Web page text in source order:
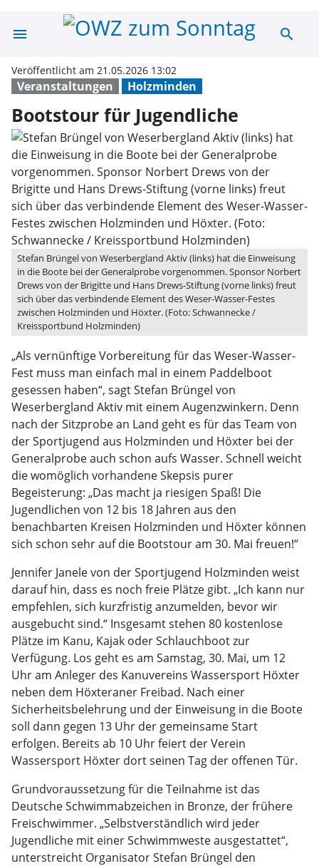
menu Bootstour für
search
Veranstaltungen Holzminden
Veröffentlicht am 21.05.2026 13:02
Bootstour für Jugendliche
Stefan Brüngel von Weserbergland Aktiv (links) hat die Einweisung
in die Boote bei der Generalprobe vorgenommen. Sponsor Norbert
Drews von der Brigitte und Hans Drews-Stiftung (vorne links) freut
sich über das verbindende Element des Weser-Wasser-Festes
zwischen Holzminden und Höxter. (Foto: Schwannecke /
Kreissportbund Holzminden)
„Als vernünftige Vorbereitung für das Weser-Wasser-
Fest muss man einfach mal in einem Paddelboot
gesessen haben“, sagt Stefan Brüngel von
Weserbergland Aktiv mit einem Augenzwinkern. Denn
nach der Sitzprobe an Land geht es für das Team von
der Sportjugend aus Holzminden und Höxter bei der
Generalprobe auch schon aufs Wasser. Schnell weicht
die womöglich vorhandene Skepsis purer
Begeisterung: „Das macht ja riesigen Spaß! Die
Jugendlichen von 12 bis 18 Jahren aus den
benachbarten Kreisen Holzminden und Höxter können
sich schon sehr auf die Bootstour am 30. Mai freuen!“
Jennifer Janele von der Sportjugend Holzminden weist
darauf hin, dass es noch freie Plätze gibt. „Ich kann nur
empfehlen, sich kurzfristig anzumelden, bevor wir
ausgebucht sind.“ Insgesamt stehen 80 kostenlose
Plätze im Kanu, Kajak oder Schlauchboot zur
Verfügung. Los geht es am Samstag, 30. Mai, um 12
Uhr am Anleger des Kanuvereins Wassersport Höxter
neben dem Höxteraner Freibad. Nach einer
Sicherheitsbelehrung und der Einweisung in die Boote
soll dann gegen 13 Uhr der gemeinsame Start
erfolgen. Bereits ab 10 Uhr feiert der Verein
Wassersport Höxter dort seinen Tag der offenen Tür.
Grundvoraussetzung für die Teilnahme ist das
Deutsche Schwimmabzeichen in Bronze, der frühere
Freischwimmer. „Selbstverständlich wird jeder
Jugendliche mit einer Schwimmweste ausgestattet“,
unterstreicht Organisator Stefan Brüngel den